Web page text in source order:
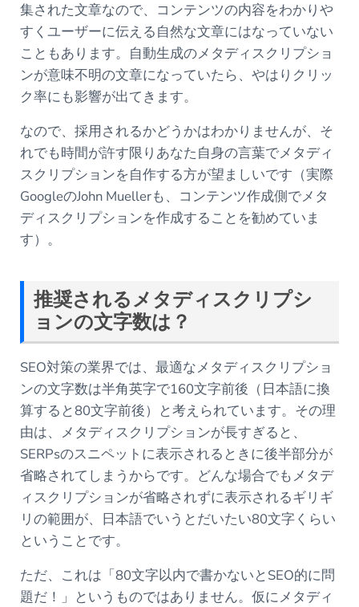
集された文章なので、コンテンツの内容をわかりや
すくユーザーに伝える自然な文章にはなっていない
こともあります。自動生成のメタディスクリプショ
ンが意味不明の文章になっていたら、やはりクリッ
ク率にも影響が出てきます。
なので、採用されるかどうかはわかりませんが、そ
れでも時間が許す限りあなた自身の言葉でメタディ
スクリプションを自作する方が望ましいです（実際
GoogleのJohn Muellerも、コンテンツ作成側でメタ
ディスクリプションを作成することを勧めていま
す）。
推奨されるメタディスクリプシ
ョンの文字数は？
SEO対策の業界では、最適なメタディスクリプショ
ンの文字数は半角英字で160文字前後（日本語に換
算すると80文字前後）と考えられています。その理
由は、メタディスクリプションが長すぎると、
SERPsのスニペットに表示されるときに後半部分が
省略されてしまうからです。どんな場合でもメタデ
ィスクリプションが省略されずに表示されるギリギ
リの範囲が、日本語でいうとだいたい80文字くらい
ということです。
ただ、これは「80文字以内で書かないとSEO的に問
題だ！」というものではありません。仮にメタディ